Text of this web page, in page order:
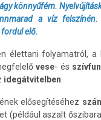
könnyűfém.
a víz
elő.
élettani folyamatról,
vese- és
idegátvitelben
elősegítéséhez
(például aszalt